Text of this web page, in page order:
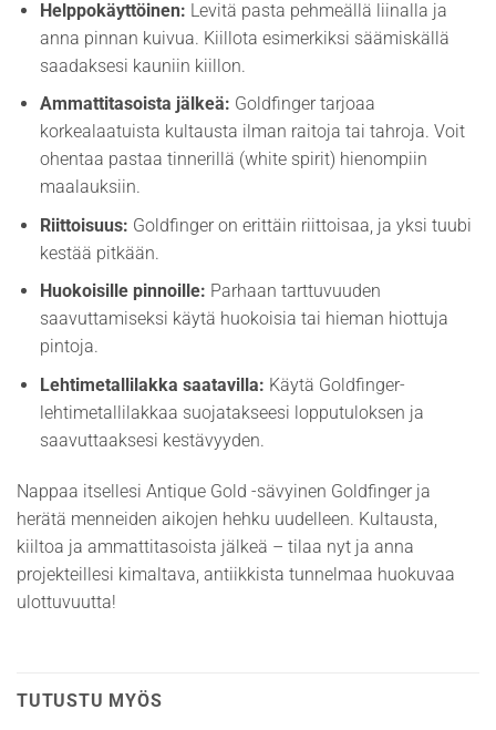
Helppokäyttöinen: Levitä pasta pehmeällä liinalla ja
anna pinnan kuivua. Kiillota esimerkiksi säämiskällä
saadaksesi kauniin kiillon.
Ammattitasoista jälkeä: Goldfinger tarjoaa
korkealaatuista kultausta ilman raitoja tai tahroja. Voit
ohentaa pastaa tinnerillä (white spirit) hienompiin
maalauksiin.
Riittoisuus: Goldfinger on erittäin riittoisaa, ja yksi tuubi
kestää pitkään.
Huokoisille pinnoille: Parhaan tarttuvuuden
saavuttamiseksi käytä huokoisia tai hieman hiottuja
pintoja.
Lehtimetallilakka saatavilla: Käytä Goldfinger-
lehtimetallilakkaa suojatakseesi lopputuloksen ja
saavuttaaksesi kestävyyden.
Nappaa itsellesi Antique Gold -sävyinen Goldfinger ja
herätä menneiden aikojen hehku uudelleen. Kultausta,
kiiltoa ja ammattitasoista jälkeä – tilaa nyt ja anna
projekteillesi kimaltava, antiikkista tunnelmaa huokuvaa
ulottuvuutta!
TUTUSTU MYÖS